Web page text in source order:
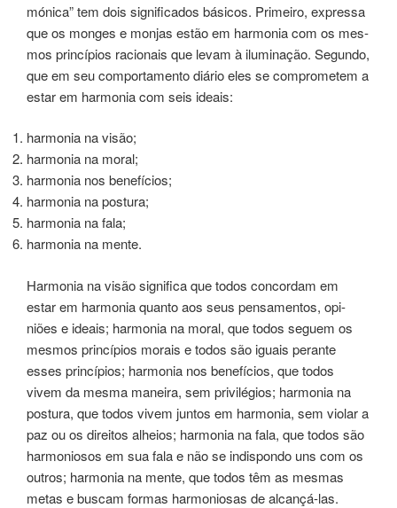
móni­ca” tem dois significados bási­cos. Primeiro, expres­sa
que os mon­ges e mon­jas estão em har­mo­nia com os mes­
mos prin­cí­pios racio­nais que levam à ilu­mi­na­ção. Segundo,
que em seu comportamen­to diá­rio eles se com­pro­me­tem a
estar em har­mo­nia com seis ­ideais:
harmonia na visão;
harmonia na moral;
harmonia nos benefícios;
harmonia na postura;
harmonia na fala;
harmonia na mente.
Harmonia na visão sig­ni­fi­ca que todos con­cor­dam em
estar em har­mo­nia quan­to aos seus pensa­men­tos, opi­
niões e ­ideais; har­mo­nia na mora­l, que todos seguem os
mesmos prin­cí­pios ­morais e todos são ­iguais peran­te
esses prin­cí­pios; harmonia nos benefí­cios, que todos
vivem da mesma manei­ra, sem pri­vi­lé­gios; har­mo­nia na
postura, que todos vivem jun­tos em har­mo­nia, sem vio­lar a
paz ou os direi­tos alheios; har­mo­nia na fala, que todos são
har­mo­nio­sos em sua fala e não se indispondo uns com os
­outros; harmo­nia na mente, que todos têm as mes­mas
metas e bus­cam for­mas har­mo­nio­sas de alcan­çá-las.